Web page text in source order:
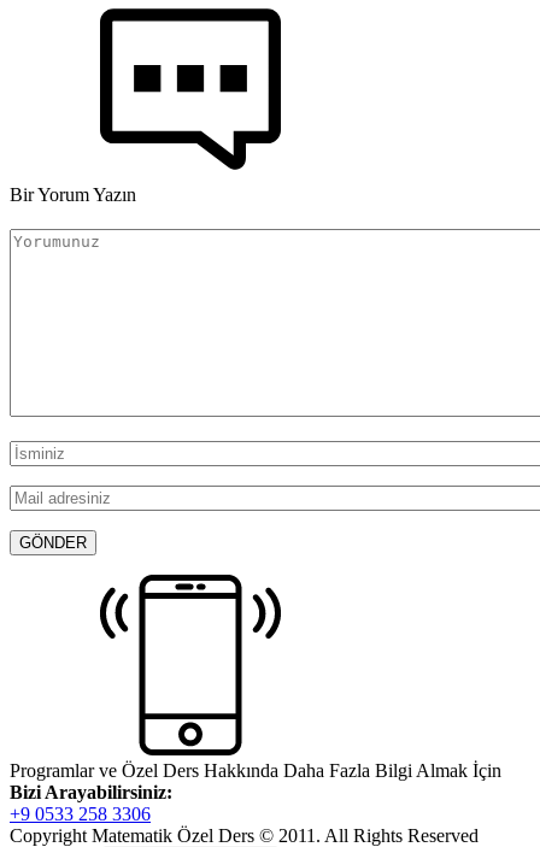
Bir Yorum Yazın
Programlar ve Özel Ders Hakkında Daha Fazla Bilgi Almak İçin
Bizi Arayabilirsiniz:
+9 0533 258 3306
Copyright Matematik Özel Ders © 2011. All Rights Reserved